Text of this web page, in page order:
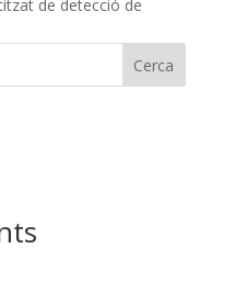
de detecció de
Cerca